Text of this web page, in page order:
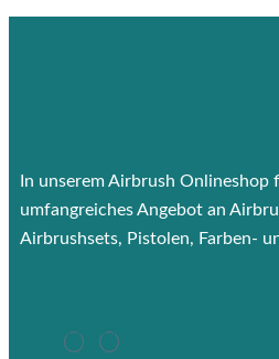
In unserem Airbrush Onlineshop
umfangreiches Angebot an
Airbrushsets, Pistolen, Farben-